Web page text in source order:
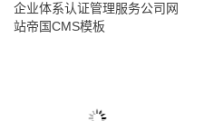
企业体系认证管理服务公司网
站帝国CMS模板